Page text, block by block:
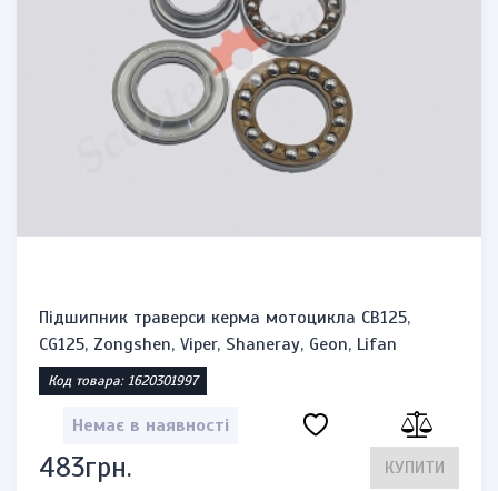
Підшипник траверси керма мотоцикла CB125,
CG125, Zongshen, Viper, Shaneray, Geon, Lifan
Код товара: 1620301997
Немає в наявності
483грн. КУПИТИ